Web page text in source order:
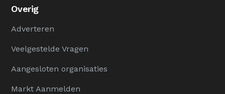
Overig
Adverteren
Veelgestelde Vragen
Aangesloten organisaties
Markt Aanmelden